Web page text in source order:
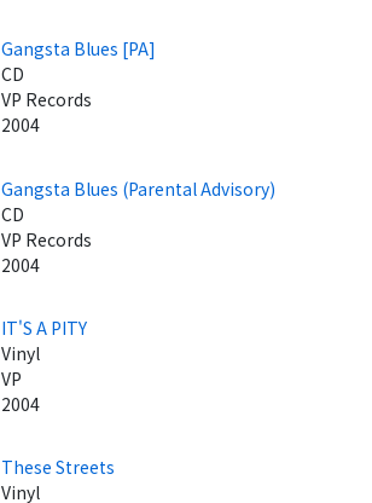
Gangsta Blues [PA]
CD
VP Records
2004
Gangsta Blues (Parental Advisory)
CD
VP Records
2004
IT'S A PITY
Vinyl
VP
2004
These Streets
Vinyl